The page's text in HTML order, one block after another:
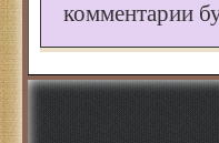
комментарии